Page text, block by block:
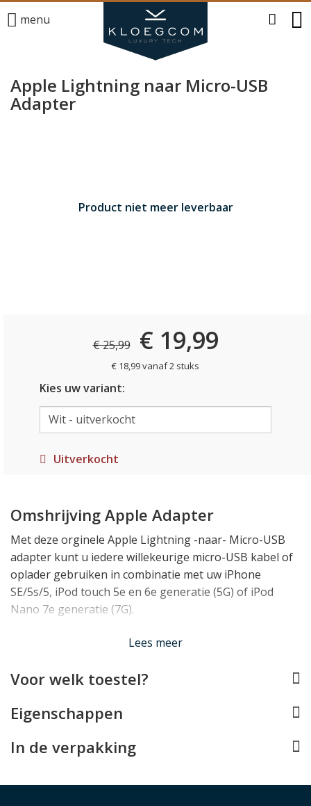
menu
Apple Lightning naar Micro-USB
Adapter
Product niet meer leverbaar
€ 25,99 € 19,99
€ 18,99 vanaf 2 stuks
Kies uw variant:
Uitverkocht
Omshrijving Apple Adapter
Met deze orginele Apple Lightning -naar- Micro-USB
adapter kunt u iedere willekeurige micro-USB kabel of
oplader gebruiken in combinatie met uw iPhone
SE/5s/5, iPod touch 5e en 6e generatie (5G) of iPod
Nano 7e generatie (7G).
Lees minder
Lees meer
Voor welk toestel?
Eigenschappen
In de verpakking